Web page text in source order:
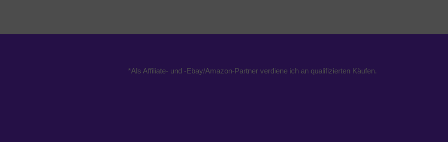
*Als Affiliate- und -Ebay/Amazon-Partner verdiene ich an qualifizierten Käufen.